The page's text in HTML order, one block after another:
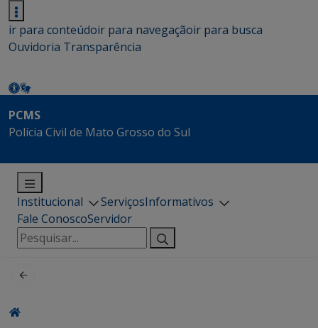
ir para conteúdoir para navegaçãoir para busca
Ouvidoria Transparência
PCMS
Polícia Civil de Mato Grosso do Sul
Institucional ServiçosInformativos
Fale ConoscoServidor
Pesquisar
por: